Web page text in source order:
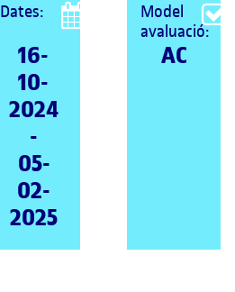
Dates:
16-
10-
2024
-
05-
02-
2025
Model
avaluació:
AC